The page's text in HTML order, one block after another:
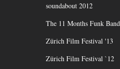
soundabout 2012
The 11 Months Funk Band
Zürich Film Festival '13
Zürich Film Festival `12